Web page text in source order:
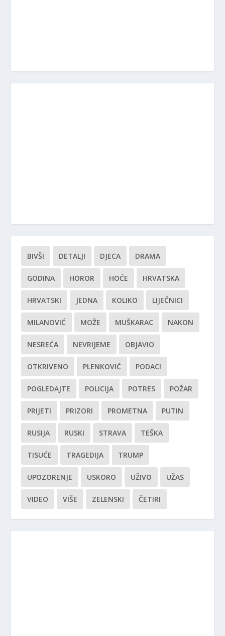
BIVŠI DETALJI DJECA DRAMA
GODINA HOROR HOĆE HRVATSKA
HRVATSKI JEDNA KOLIKO LIJEČNICI
MILANOVIĆ MOŽE MUŠKARAC NAKON
NESREĆA NEVRIJEME OBJAVIO
OTKRIVENO PLENKOVIĆ PODACI
POGLEDAJTE POLICIJA POTRES POŽAR
PRIJETI PRIZORI PROMETNA PUTIN
RUSIJA RUSKI STRAVA TEŠKA
TISUĆE TRAGEDIJA TRUMP
UPOZORENJE USKORO UŽIVO UŽAS
VIDEO VIŠE ZELENSKI ČETIRI